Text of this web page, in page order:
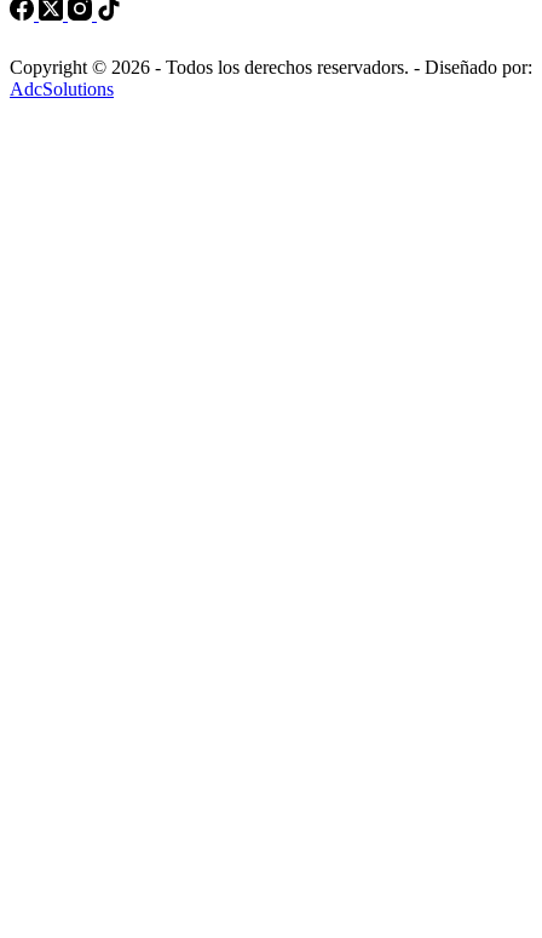
Copyright © 2026 - Todos los derechos reservadors. - Diseñado por:
AdcSolutions